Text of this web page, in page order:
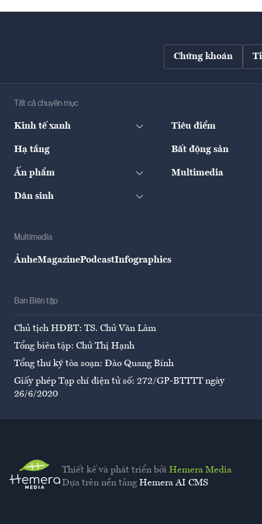
Chứng khoán
Tất cả chuyên mục
Kinh tế xanh Tiêu điểm
Hạ tầng Bất động sản
Ấn phẩm Multimedia
Dân sinh
Multimedia
ẢnheMagazinePodcastInfographics
Ban Biên tập
Chủ tịch HĐBT: TS. Chử Văn Lâm
Tổng biên tập: Chử Thị Hạnh
Tổng thư ký tòa soạn: Đào Quang Bính
Giấy phép Tạp chí điện tử số: 272/GP-BTTTT ngày
26/6/2020
Thiết kế và phát triển bởi Hemera Media
Dựa trên nền tảng Hemera AI CMS